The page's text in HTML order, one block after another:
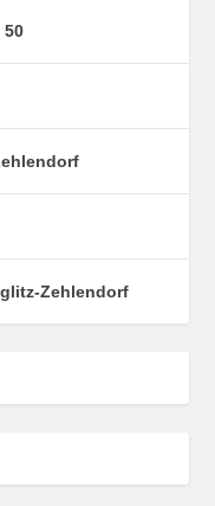
50
Zehlendorf